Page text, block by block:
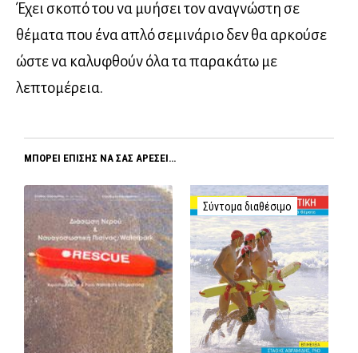
Έχει σκοπό του να μυήσει τον αναγνώστη σε
θέματα που ένα απλό σεμινάριο δεν θα αρκούσε
ώστε να καλυφθούν όλα τα παρακάτω με
λεπτομέρεια.
ΜΠΟΡΕΊ ΕΠΊΣΗΣ ΝΑ ΣΑΣ ΑΡΈΣΕΙ…
Σύντομα διαθέσιμο